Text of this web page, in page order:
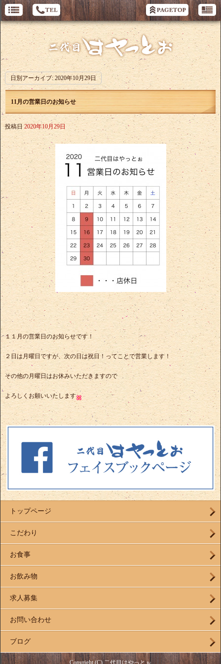
日別アーカイブ:2020年10月29日
11月の営業日のお知らせ
投稿日 2020年10月29日
１１月の営業日のお知らせです！
２日は月曜日ですが、次の日は祝日！ってことで営業します！
その他の月曜日はお休みいただきますので
よろしくお願いいたします
トップページ
こだわり
お食事
お飲み物
求人募集
お問い合わせ
ブログ
Copyright (C) 二代目はやっとぉ